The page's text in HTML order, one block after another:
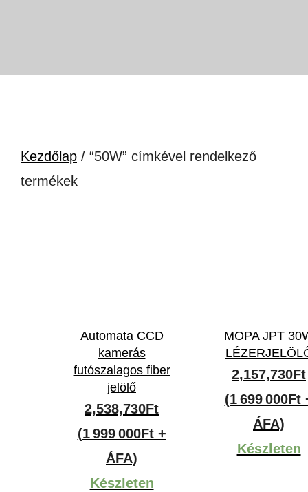
Kezdőlap / “50W” címkével rendelkező
termékek
Automata CCD
kamerás
futószalagos fiber
jelölő
2,538,730Ft
(1 999 000Ft +
ÁFA)
Készleten
MOPA JPT
2,157,730Ft
(1 699 000Ft
ÁFA)
Készleten